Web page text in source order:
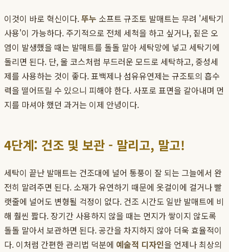
이것이 바로 혁신이다.뚜누 소프트 규조토 발매트는 무려 '세탁기
사용'이 가능하다. 주기적으로 전체 세척을 하고 싶거나, 짙은 오
염이 발생했을 때는 발매트를 돌돌 말아 세탁망에 넣고 세탁기에
돌리면 된다. 단, 울 코스처럼 부드러운 모드로 세탁하고, 중성세
제를 사용하는 것이 좋다. 표백제나 섬유유연제는 규조토의 흡수
력을 떨어뜨릴 수 있으니 피해야 한다. 사포로 표면을 갈아내며 먼
지를 마셔야 했던 과거는 이제 안녕이다.
4단계: 건조 및 보관 - 말리고, 말고!
세탁이 끝난 발매트는 건조대에 널어 통풍이 잘 되는 그늘에서 완
전히 말려주면 된다. 소재가 유연하기 때문에 옷걸이에 걸거나 빨
랫줄에 널어도 변형될 걱정이 없다. 건조 시간도 일반 발매트에 비
해 훨씬 짧다. 장기간 사용하지 않을 때는 먼지가 쌓이지 않도록
돌돌 말아서 보관하면 된다. 공간을 차지하지 않아 더욱 효율적이
다. 이처럼 간편한 관리법 덕분에 예술적 디자인을 언제나 최상의